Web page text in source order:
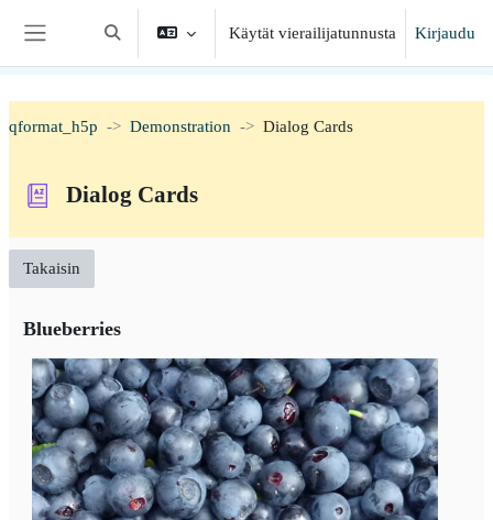
Vaihda hakusyöttöä
Käytät vierailijatunnusta Kirjaudu
qformat_h5p Demonstration Dialog Cards
Dialog Cards
Takaisin
Blueberries